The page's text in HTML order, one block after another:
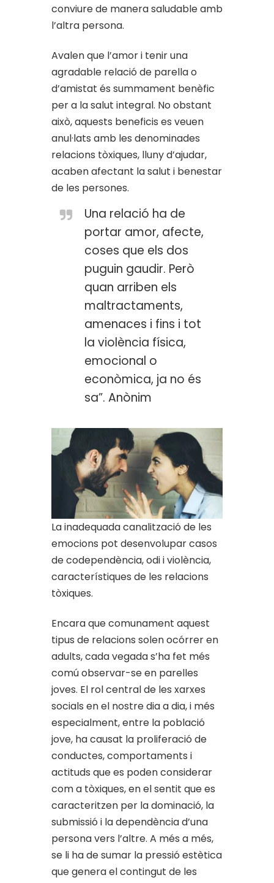
conviure de manera saludable amb
l’altra persona.
Avalen que l’amor i tenir una
agradable relació de parella o
d’amistat és summament benèfic
per a la salut integral. No obstant
això, aquests beneficis es veuen
anul·lats amb les denominades
relacions tòxiques, lluny d’ajudar,
acaben afectant la salut i benestar
de les persones.
Una relació ha de
portar amor, afecte,
coses que els dos
puguin gaudir. Però
quan arriben els
maltractaments,
amenaces i fins i tot
la violència física,
emocional o
econòmica, ja no és
sa”. Anònim
La inadequada canalització de les
emocions pot desenvolupar casos
de codependència, odi i violència,
característiques de les relacions
tòxiques.
Encara que comunament aquest
tipus de relacions solen ocórrer en
adults, cada vegada s’ha fet més
comú observar-se en parelles
joves. El rol central de les xarxes
socials en el nostre dia a dia, i més
especialment, entre la població
jove, ha causat la proliferació de
conductes, comportaments i
actituds que es poden considerar
com a tòxiques, en el sentit que es
caracteritzen per la dominació, la
submissió i la dependència d’una
persona vers l’altre. A més a més,
se li ha de sumar la pressió estètica
que genera el contingut de les